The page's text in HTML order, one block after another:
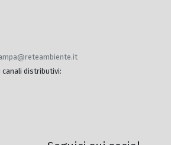
canali distributivi: